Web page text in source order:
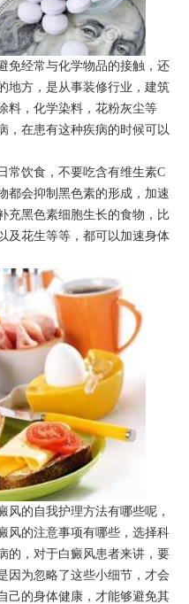
经常与化学物品的接触，还
地方，是从事装修行业，建筑
料，化学染料，花粉灰尘等
，在患有这种疾病的时候可以
饮食，不要吃含有维生素C
都会抑制黑色素的形成，加速
充黑色素细胞生长的食物，比
及花生等等，都可以加速身体
的自我护理方法有哪些呢，
风的注意事项有哪些，选择科
的，对于白癜风患者来讲，要
因为忽略了这些小细节，才会
己的身体健康，才能够避免其